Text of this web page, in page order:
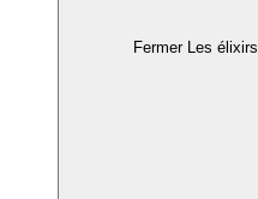
Fermer Les élixirs